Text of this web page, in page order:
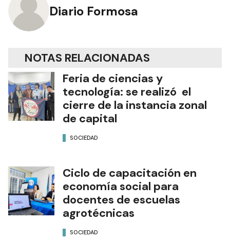
Diario Formosa
NOTAS RELACIONADAS
Feria de ciencias y
tecnología: se realizó el
cierre de la instancia zonal
de capital
SOCIEDAD
Ciclo de capacitación en
economía social para
docentes de escuelas
agrotécnicas
SOCIEDAD